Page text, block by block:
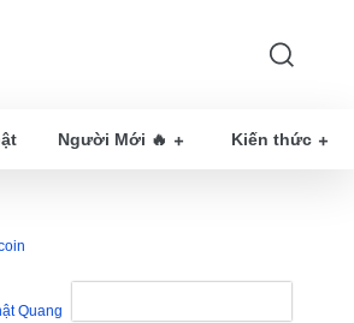
Người Mới 🔥 Kiến thức
Quang